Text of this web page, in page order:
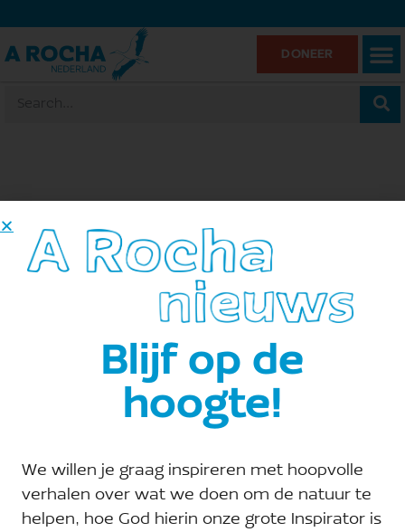
DONEER
Landgoed Velder in Liempde
AdresVelderseweg 14a
5298 MB
Routebeschrijving ophalen
Evenementen at this locatie
Blijf op de
hoogte!
We willen je graag inspireren met hoopvolle
verhalen over wat we doen om de natuur te
helpen, hoe God hierin onze grote Inspirator is